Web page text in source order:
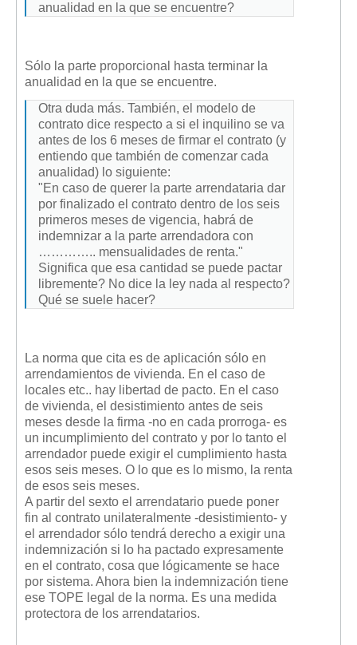
anualidad en la que se encuentre?
Sólo la parte proporcional hasta terminar la
anualidad en la que se encuentre.
Otra duda más. También, el modelo de
contrato dice respecto a si el inquilino se va
antes de los 6 meses de firmar el contrato (y
entiendo que también de comenzar cada
anualidad) lo siguiente:
"En caso de querer la parte arrendataria dar
por finalizado el contrato dentro de los seis
primeros meses de vigencia, habrá de
indemnizar a la parte arrendadora con
………….. mensualidades de renta."
Significa que esa cantidad se puede pactar
libremente? No dice la ley nada al respecto?
Qué se suele hacer?
La norma que cita es de aplicación sólo en
arrendamientos de vivienda. En el caso de
locales etc.. hay libertad de pacto. En el caso
de vivienda, el desistimiento antes de seis
meses desde la firma -no en cada prorroga- es
un incumplimiento del contrato y por lo tanto el
arrendador puede exigir el cumplimiento hasta
esos seis meses. O lo que es lo mismo, la renta
de esos seis meses.
A partir del sexto el arrendatario puede poner
fin al contrato unilateralmente -desistimiento- y
el arrendador sólo tendrá derecho a exigir una
indemnización si lo ha pactado expresamente
en el contrato, cosa que lógicamente se hace
por sistema. Ahora bien la indemnización tiene
ese TOPE legal de la norma. Es una medida
protectora de los arrendatarios.